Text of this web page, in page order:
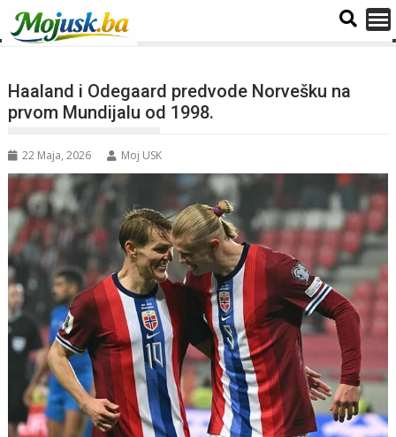
Haaland i Odegaard predvode Norvešku na
prvom Mundijalu od 1998.
22 Maja, 2026 Moj USK